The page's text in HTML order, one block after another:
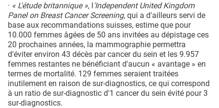
· « L'étude britannique », l 'Independent United Kingdom
Panel on Breast Cancer Screening, qui a d'ailleurs servi de
base aux recommandations suisses, estime que pour
10.000 femmes âgées de 50 ans invitées au dépistage ces
20 prochaines années, la mammographie permettra
d'éviter environ 43 décès par cancer du sein et les 9.957
femmes restantes ne bénéficiant d'aucun « avantage » en
termes de mortalité. 129 femmes seraient traitées
inutilement en raison de sur-diagnostics, ce qui correspond
à un ratio de sur-diagnostic d'1 cancer du sein évité pour 3
sur-diagnostics.